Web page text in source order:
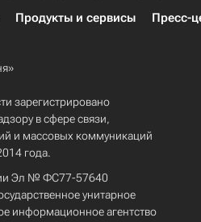
Продукты и сервисы Пресс-
зарегистрировано
в сфере связи,
и массовых коммуникаций
года.
Эл № ФС77-57640
унитарное
информационное агентство